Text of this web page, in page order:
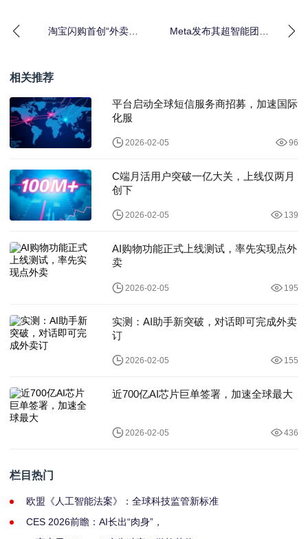
淘宝闪购首创“外卖接
Meta发布其超智能团队
相关推荐
平台启动全球短信服务商招募，加速国际
化服
2026-02-05 96
C端月活用户突破一亿大关，上线仅两月
创下
2026-02-05 139
AI购物功能正式上线测试，率先实现点外
卖
2026-02-05 195
实测：AI助手新突破，对话即可完成外卖
订
2026-02-05 155
近700亿AI芯片巨单签署，加速全球最大
2026-02-05 436
栏目热门
欧盟《人工智能法案》：全球科技监管新标准
CES 2026前瞻：AI长出“肉身”，